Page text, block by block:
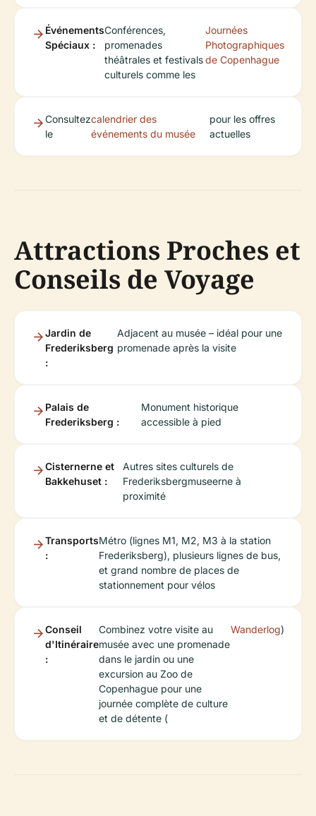
Événements
Spéciaux :
Conférences,
promenades
théâtrales et festivals
culturels comme les
Journées
Photographiques
de Copenhague
Consultez
le
calendrier des
événements du musée
pour les offres
actuelles
Attractions Proches et
Conseils de Voyage
Jardin de
Frederiksberg
:
Adjacent au musée – idéal pour une
promenade après la visite
Palais de
Frederiksberg :
Monument historique
accessible à pied
Cisternerne et
Bakkehuset :
Autres sites culturels de
Frederiksbergmuseerne à
proximité
Transports
:
Métro (lignes M1, M2, M3 à la station
Frederiksberg), plusieurs lignes de bus,
et grand nombre de places de
stationnement pour vélos
Conseil
d'Itinéraire
:
Combinez votre visite au
musée avec une promenade
dans le jardin ou une
excursion au Zoo de
Copenhague pour une
journée complète de culture
et de détente (
Wanderlog)